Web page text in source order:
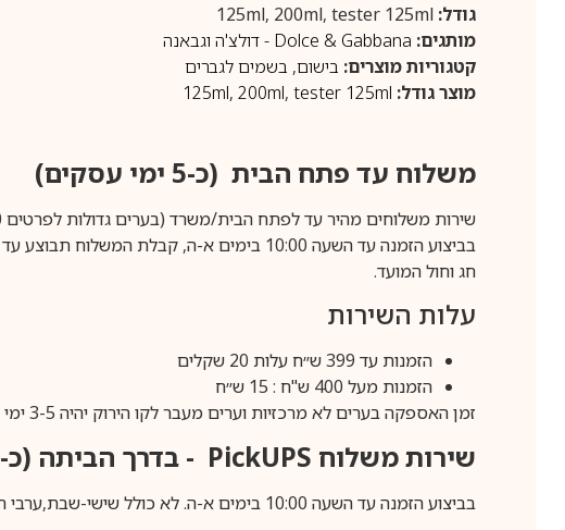
גודל:
מותגים: Dolce & Gabbana - דולצ'ה וגבאנה
קטגוריות מוצרים: בישום, בשמים לגברים
מוצר גודל:
125ml,200ml,tester 125ml
משלוח עד פתח הבית (כ-5 ימי עסקים)
שירות משלוחים מהיר עד לפתח הבית/משרד (בערים גדולות לפרטים 1-700-50-70-60).
חג וחול המועד.
עלות השירות
הזמנות עד 399 ש״ח עלות 20 שקלים
הזמנות מעל 400 ש"ח : 15 ש״ח
זמן האספקה בערים לא מרכזיות וערים מעבר לקו הירוק יהיה 3-5 ימי עסקים.
שירות משלוח PickUPS - בדרך הביתה (כ-5 ימי עסקים)
בביצוע הזמנה עד השעה 10:00 בימים א-ה. לא כולל שישי-שבת,ערבי חג וחול המועד.